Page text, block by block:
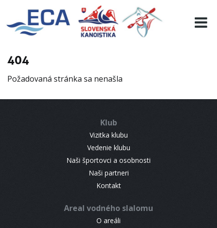
404
Požadovaná stránka sa nenašla
Klub
Vizitka klubu
Vedenie klubu
Naši športovci a osobnosti
Naši partneri
Kontakt
Areal vodného slalomu
O areáli
EURO 19
INFO
RESULTS
CONTACT